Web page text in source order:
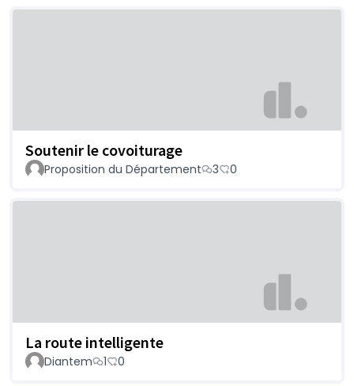
Soutenir le covoiturage
Proposition du Département 3 0
La route intelligente
Diantem 1 0